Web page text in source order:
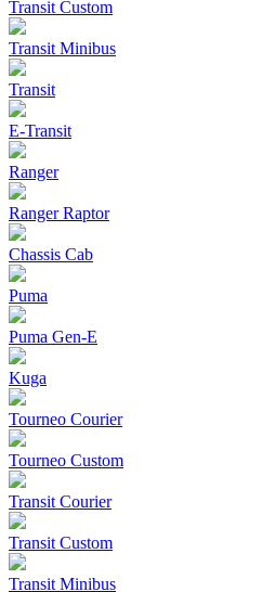
Transit Custom
Transit Minibus
Transit
E-Transit
Ranger
Ranger Raptor
Chassis Cab
Puma
Puma Gen‑E
Kuga
Tourneo Courier
Tourneo Custom
Transit Courier
Transit Custom
Transit Minibus